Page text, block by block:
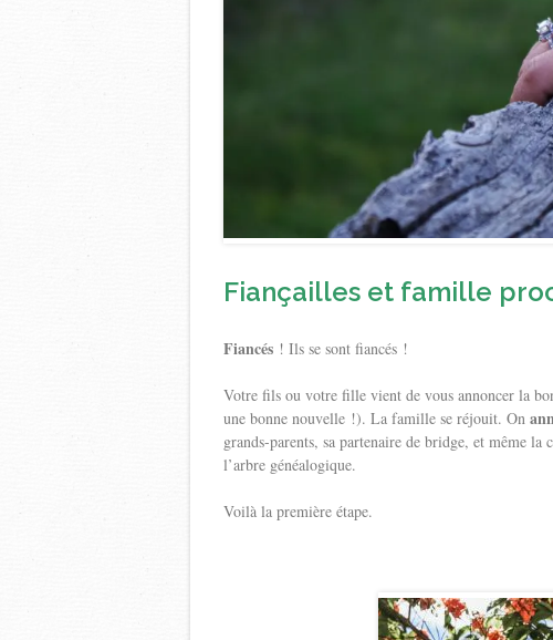
Fiançailles et famille
Fiancés ! Ils se sont fiancés !
Votre fils ou votre fille vient de vous annoncer la
une bonne nouvelle !). La famille se réjouit. On
grands-parents, sa partenaire de bridge, et même
l’arbre généalogique.
Voilà la première étape.